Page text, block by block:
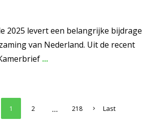
2025 levert een belangrijke bijdrage
van Nederland. Uit de recent
...
1 2 ... 218 Last